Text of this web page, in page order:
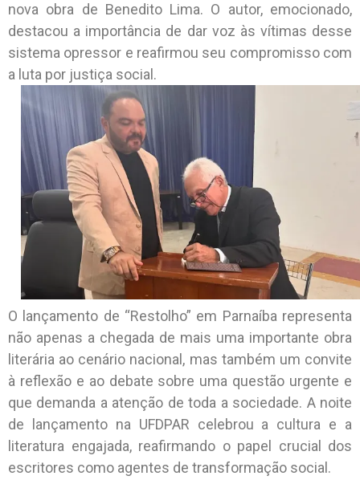
nova obra de Benedito Lima. O autor, emocionado,
destacou a importância de dar voz às vítimas desse
sistema opressor e reafirmou seu compromisso com
a luta por justiça social.
O lançamento de “Restolho” em Parnaíba representa
não apenas a chegada de mais uma importante obra
literária ao cenário nacional, mas também um convite
à reflexão e ao debate sobre uma questão urgente e
que demanda a atenção de toda a sociedade. A noite
de lançamento na UFDPAR celebrou a cultura e a
literatura engajada, reafirmando o papel crucial dos
escritores como agentes de transformação social.